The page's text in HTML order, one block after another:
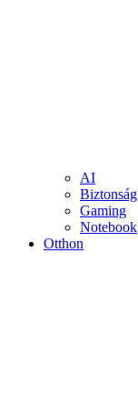
AI
Biztonság
Gaming
Notebook
Otthon